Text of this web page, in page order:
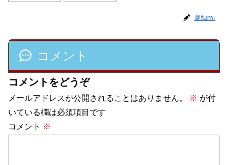
＠fumi
コメント
コメントをどうぞ
メールアドレスが公開されることはありません。 ※ が付
いている欄は必須項目です
コメント ※